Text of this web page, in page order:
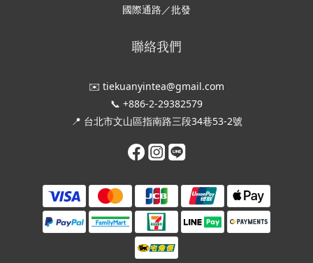
國際通路／批發
聯絡我們
✉️ tiekuanyintea@gmail.com
📞 +886-2-29382579
📍 台北市文山區指南路三段34巷53-2號